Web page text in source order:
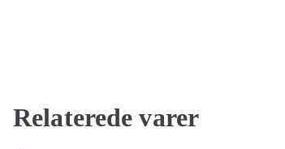
Relaterede varer